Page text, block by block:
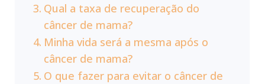
Qual a taxa de recuperação do
câncer de mama?
Minha vida será a mesma após o
câncer de mama?
O que fazer para evitar o câncer de